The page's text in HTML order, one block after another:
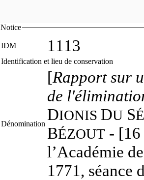
Notice
IDM 1113
Identification et lieu de conservation
Dénomination
[Rapport sur
de
DIONIS DU S
BÉZOUT - [16
l’Académie
1771, séance